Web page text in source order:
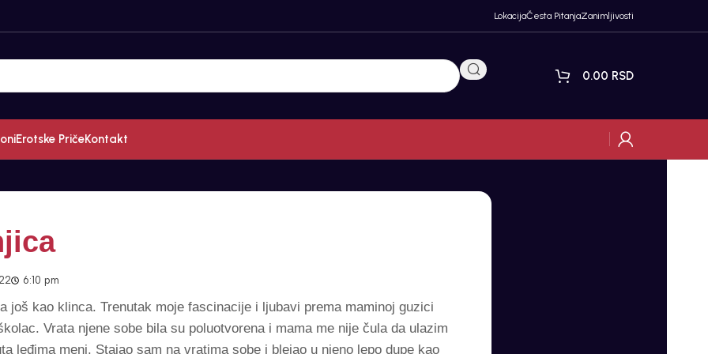
LokacijaČesta PitanjaZanimljivosti
0.00 RSD
Erotske PričeKontakt
6:10 pm
još kao klinca. Trenutak moje fascinacije i ljubavi prema maminoj guzici
Vrata njene sobe bila su poluotvorena i mama me nije čula da ulazim
leđima meni. Stajao sam na vratima sobe i blejao u njeno lepo dupe kao